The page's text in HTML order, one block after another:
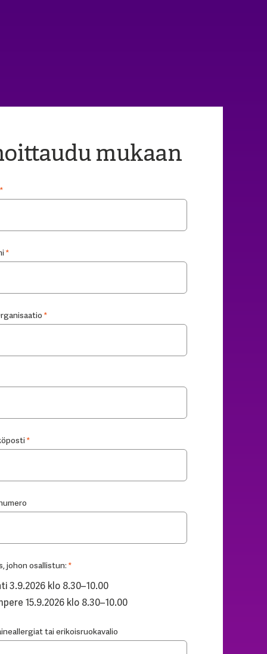
mukaan
*
*
*
*
johon osallistun: *
3.9.2026 klo 8.30–10.00
15.9.2026 klo 8.30–10.00
tai erikoisruokavalio